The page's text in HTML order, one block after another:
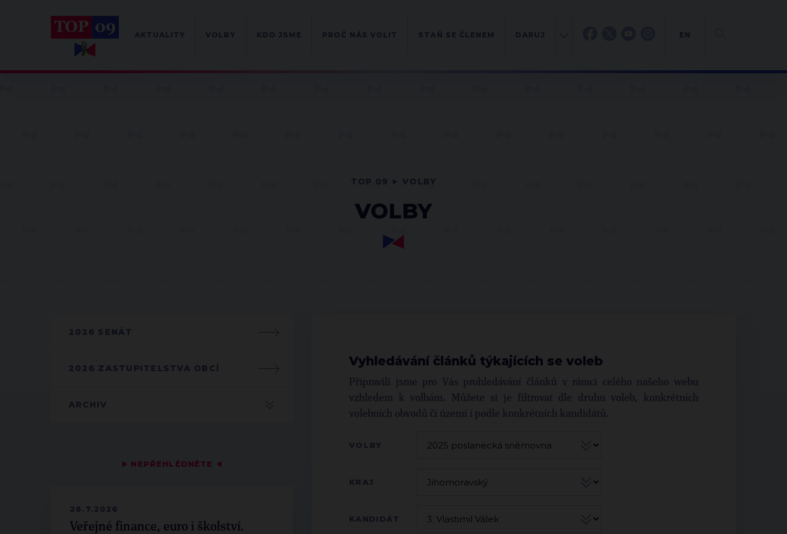
VOLBY
2026 SENÁT
2026 ZASTUPITELSTVA OBCÍ
ARCHIV
▶ NEPŘEHLÉDNĚTE ◀
28.7.2026
Veřejné finance, euro i školství.
Vyhledávání článků týkajících se voleb
Připravili jsme pro Vás prohledávání článků v rámci celého našeho webu
vzhledem k volbám. Můžete si je filtrovat dle druhu voleb, konkrétních
volebních obvodů či území i podle konkrétních kandidátů.
VOLBY
KRAJ
KANDIDÁT